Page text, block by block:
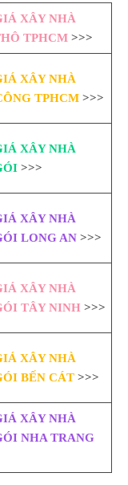
XÂY NHÀ
TPHCM>>>
XÂY NHÀ
TPHCM>>>
XÂY NHÀ
>>>
XÂY NHÀ
LONG AN>>>
XÂY NHÀ
TÂY NINH>>>
XÂY NHÀ
BẾN CÁT>>>
XÂY NHÀ
NHA TRANG